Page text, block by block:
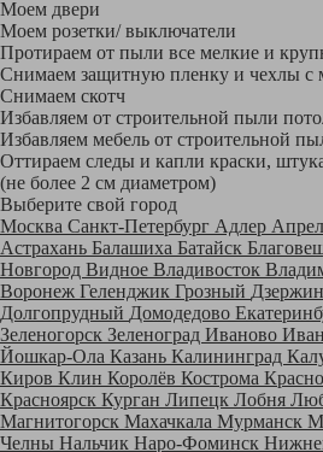
Моем двери
Моем розетки/ выключатели
Протираем от пыли все мелкие и
Снимаем защитную пленку и чехлы с
Снимаем скотч
Избавляем от строительной пыли
Избавляем мебель от строительной
Оттираем следы и капли краски,
(не более 2 см диаметром)
Выберите свой город
Москва Санкт-Петербург Адлер
Астрахань Балашиха Батайск
Новгород Видное Владивосток
Воронеж Геленджик Грозный
Долгопрудный Домодедово
Зеленогорск Зеленоград Иваново
Йошкар-Ола Казань Калининград
Киров Клин Королёв Кострома
Красноярск Курган Липецк Лобня
Магнитогорск Махачкала Мурманск
Челны Нальчик Наро-Фоминск